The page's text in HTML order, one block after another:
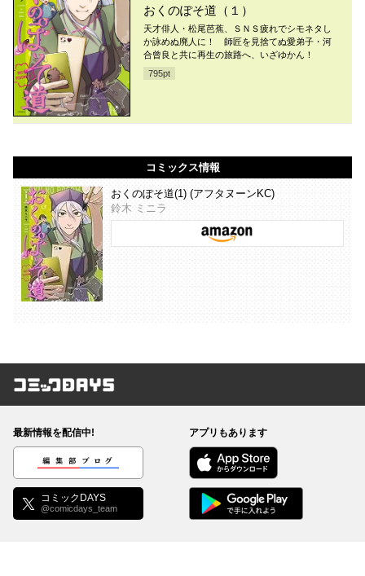
おくのぽそ道（１）
天才俳人・松尾芭蕉、ＳＮＳ疲れでシモネタし
か詠めぬ廃人に！ 師匠を見捨てぬ愛弟子・河
合曾良と共に再生の旅路へ、いざゆかん！
795pt
コミックス情報
おくのぽそ道(1) (アフタヌーンKC)
鈴木 ミニラ
コミックDAYS
最新情報を配信中!
編集部ブログ
コミックDAYS
@comicdays_team
アプリもあります